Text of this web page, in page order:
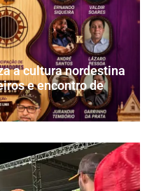
a cultura nordestina
e encontro de